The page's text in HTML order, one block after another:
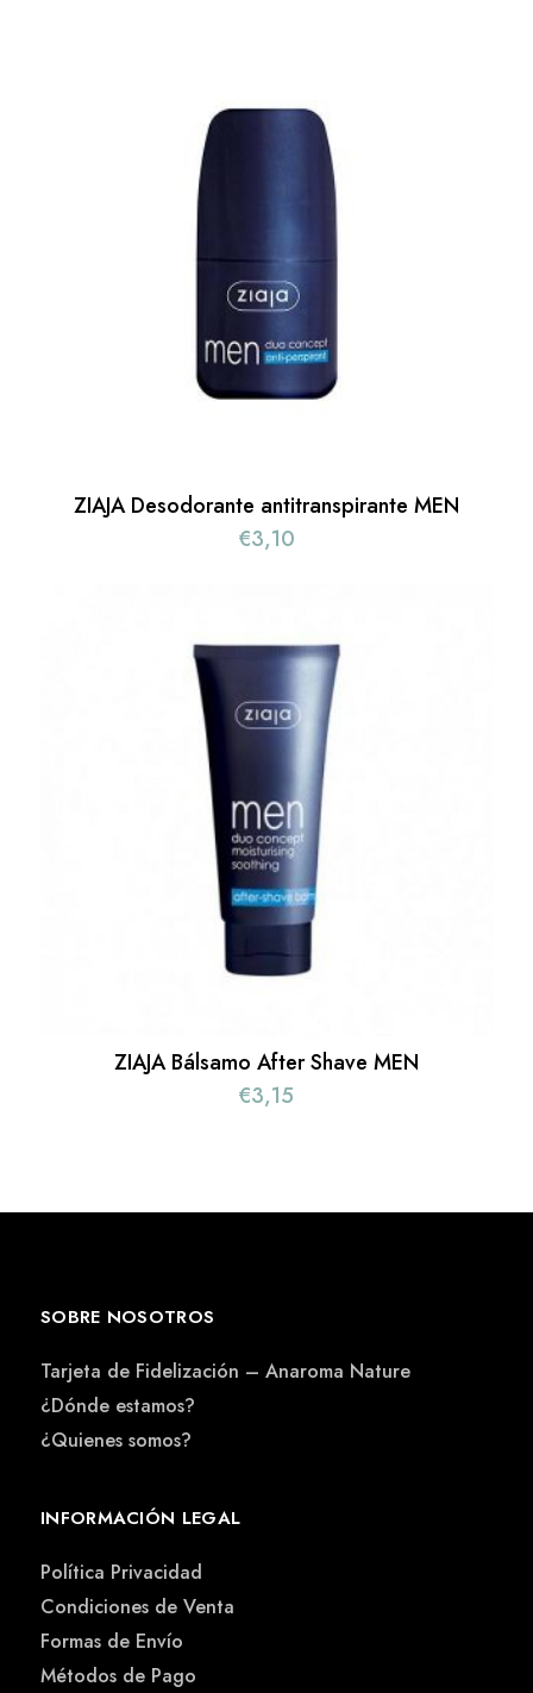
ZIAJA Desodorante antitranspirante MEN
€3,10
ZIAJA Bálsamo After Shave MEN
€3,15
SOBRE NOSOTROS
Tarjeta de Fidelización – Anaroma Nature
¿Dónde estamos?
¿Quienes somos?
INFORMACIÓN LEGAL
Política Privacidad
Condiciones de Venta
Formas de Envío
Métodos de Pago